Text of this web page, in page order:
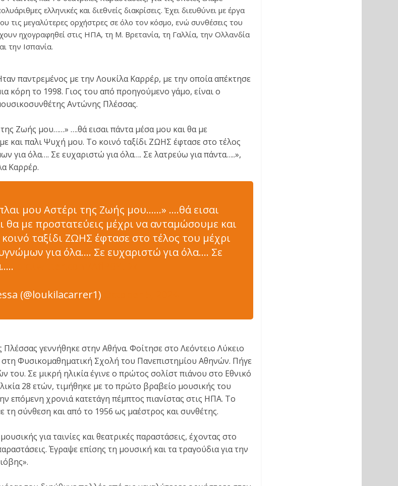
ελληνικές και διεθνείς διακρίσεις. Έχει διευθύνει με έργα
τις μεγαλύτερες ορχήστρες σε όλο τον κόσμο, ενώ συνθέσεις του
ηχογραφηθεί στις ΗΠΑ, τη Μ. Βρετανία, τη Γαλλία, την Ολλανδία
την Ισπανία.
παντρεμένος με την Λουκίλα Καρρέρ, με την οποία απέκτησε
κόρη το 1998. Γιος του από προηγούμενο γάμο, είναι ο
Αντώνης Πλέσσας.
της Ζωής μου……» ….θά εισαι πάντα μέσα μου και θα με
και παλι Ψυχή μου. Το κοινό ταξίδι ΖΩΗΣ έφτασε στο τέλος
για όλα…. Σε ευχαριστώ για όλα…. Σε λατρεύω για πάντα…..»,
Καρρέρ.
μου Αστέρι της Ζωής μου……» ….θά εισαι
θα με προστατεύεις μέχρι να ανταμώσουμε και
ταξίδι ΖΩΗΣ έφτασε στο τέλος του μέχρι
για όλα…. Σε ευχαριστώ για όλα…. Σε
(@loukilacarrer1)
γεννήθηκε στην Αθήνα. Φοίτησε στο Λεόντειο Λύκειο
στη Φυσικομαθηματική Σχολή του Πανεπιστημίου Αθηνών. Πήγε
Σε μικρή ηλικία έγινε ο πρώτος σολίστ πιάνου στο Εθνικό
28 ετών, τιμήθηκε με το πρώτο βραβείο μουσικής του
επόμενη χρονιά κατετάγη πέμπτος πιανίστας στις ΗΠΑ. Το
τη σύνθεση και από το 1956 ως μαέστρος και συνθέτης.
για ταινίες και θεατρικές παραστάσεις, έχοντας στο
Έγραψε επίσης τη μουσική και τα τραγούδια για την